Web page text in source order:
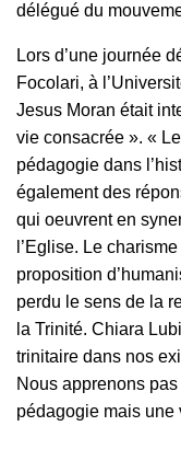
délégué du
Lors d’une journée
Focolari, à
Jesus Moran était
vie consacrée ». «
pédagogie dans
également des
qui oeuvrent en
l’Eglise. Le
proposition
perdu le sens de la
la Trinité. Chiara
trinitaire dans nos
Nous apprenons
pédagogie mais une